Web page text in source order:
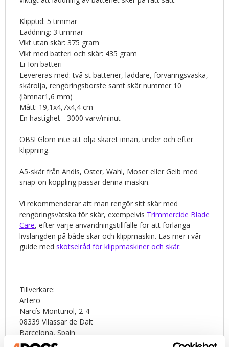
Klipptid: 5 timmar
Laddning: 3 timmar
Vikt utan skär: 375 gram
Vikt med batteri och skär: 435 gram
Li-Ion batteri
Levereras med: två st batterier, laddare, förvaringsväska,
skärolja, rengöringsborste samt skär nummer 10
(lämnar1,6 mm)
Mått: 19,1x4,7x4,4 cm
En hastighet - 3000 varv/minut
OBS! Glöm inte att olja skäret innan, under och efter
klippning.
A5-skär från Andis, Oster, Wahl, Moser eller Geib med
snap-on koppling passar denna maskin.
Vi rekommenderar att man rengör sitt skär med
rengöringsvätska för skär, exempelvis Trimmercide Blade
Care, efter varje användningstillfälle för att förlänga
livslängden på både skär och klippmaskin. Läs mer i vår
guide med skötselråd för klippmaskiner och skär.
Tillverkare:
Artero
Narcís Monturiol, 2-4
08339 Vilassar de Dalt
Barcelona, Spain
web@artero.com